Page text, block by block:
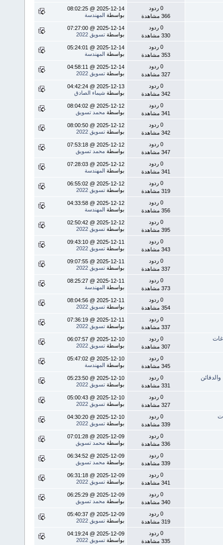
0 ردود
366 مشاهدة
2025-12-14 @ 08:02:25
بواسطة المهندسة
0 ردود
330 مشاهدة
2025-12-14 @ 07:27:00
بواسطة تسويق 2022
0 ردود
353 مشاهدة
2025-12-14 @ 05:24:01
بواسطة المهندسة
0 ردود
327 مشاهدة
2025-12-14 @ 04:58:11
بواسطة تسويق 2022
0 ردود
342 مشاهدة
2025-12-13 @ 04:42:24
بواسطة شيماء الصادق
0 ردود
341 مشاهدة
2025-12-12 @ 08:04:02
بواسطة محمد تسويق
0 ردود
342 مشاهدة
2025-12-12 @ 08:00:50
بواسطة تسويق 2022
0 ردود
347 مشاهدة
2025-12-12 @ 07:53:18
بواسطة محمد تسويق
0 ردود
341 مشاهدة
2025-12-12 @ 07:28:03
بواسطة المهندسة
0 ردود
319 مشاهدة
2025-12-12 @ 06:55:02
بواسطة تسويق 2022
0 ردود
356 مشاهدة
2025-12-12 @ 04:33:58
بواسطة المهندسة
0 ردود
395 مشاهدة
2025-12-12 @ 02:50:42
بواسطة تسويق 2022
0 ردود
343 مشاهدة
2025-12-11 @ 09:43:10
بواسطة تسويق 2022
0 ردود
337 مشاهدة
2025-12-11 @ 09:07:55
بواسطة تسويق 2022
0 ردود
373 مشاهدة
2025-12-11 @ 08:25:27
بواسطة المهندسة
0 ردود
354 مشاهدة
2025-12-11 @ 08:04:56
بواسطة تسويق 2022
0 ردود
337 مشاهدة
2025-12-11 @ 07:36:19
بواسطة تسويق 2022
0 ردود
307 مشاهدة
2025-12-10 @ 06:07:57
بواسطة تسويق 2022
0 ردود
345 مشاهدة
2025-12-10 @ 05:47:02
بواسطة المهندسة
0 ردود
331 مشاهدة
2025-12-10 @ 05:23:50
بواسطة تسويق 2022
0 ردود
327 مشاهدة
2025-12-10 @ 05:00:43
بواسطة تسويق 2022
0 ردود
339 مشاهدة
2025-12-10 @ 04:30:20
بواسطة تسويق 2022
0 ردود
336 مشاهدة
2025-12-09 @ 07:01:28
بواسطة محمد تسويق
0 ردود
339 مشاهدة
2025-12-09 @ 06:34:52
بواسطة محمد تسويق
0 ردود
341 مشاهدة
2025-12-09 @ 06:31:18
بواسطة تسويق 2022
0 ردود
340 مشاهدة
2025-12-09 @ 06:25:29
بواسطة محمد تسويق
0 ردود
319 مشاهدة
2025-12-09 @ 05:40:37
بواسطة تسويق 2022
0 ردود
335 مشاهدة
2025-12-09 @ 04:19:24
بواسطة تسويق 2022